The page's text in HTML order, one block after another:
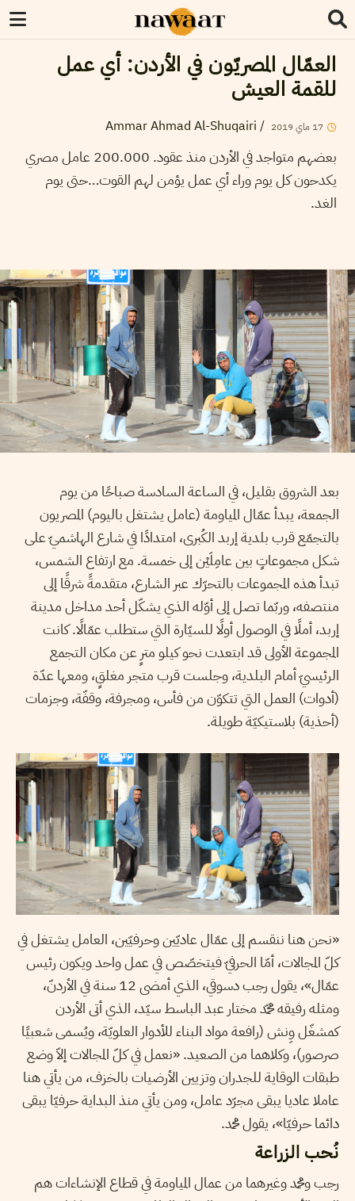
العمّال المصريّون في الأردن: أي عمل
للقمة العيش
17 ماي2019
/
Ammar Ahmad Al-Shuqairi
بعضهم متواجد في الأردن منذ عقود. 200.000 عامل مصري
يكدحون كل يوم وراء أي عمل يؤمن لهم القوت…حتى يوم
الغد.
بعد الشروق بقليل، في الساعة السادسة صباحًا من يوم
الجمعة، يبدأ عمّال المياومة (عامل يشتغل باليوم) المصريون
بالتجمّع قرب بلدية إربد الكُبرى، امتدادًا في شارع الهاشميّ على
شكل مجموعاتٍ بين عامِلَيْن إلى خمسة. مع ارتفاع الشمس،
تبدأ هذه المجموعات بالتحرّك عبر الشارع، متقدمةً شرقًا إلى
منتصفه، وربّما تصل إلى أوّله الذي يشكّل أحد مداخل مدينة
إربد، أملًا في الوصول أولًا للسيّارة التي ستطلب عمّالًا. كانت
المجموعة الأولى قد ابتعدت نحو كيلو مترٍ عن مكان التجمع
الرئيسيّ أمام البلدية، وجلست قرب متجر مغلقٍ، ومعها عدّة
(أدوات) العمل التي تتكوّن من فأس، ومجرفة، وقفّة، وجزمات
(أحذية) بلاستيكيّة طويلة.
«نحن هنا ننقسم إلى عمّال عاديّين وحرفيّين، العامل يشتغل في
كلّ المجالات، أمّا الحرفيّ فيتخصّص في عمل واحد ويكون رئيس
عمّال»، يقول رجب دسوقي، الذي أمضى 12 سنة في الأردنّ،
ومثله رفيقه محمّد مختار عبد الباسط سيّد، الذي أتى الأردن
كمشغّل وِنش (رافعة مواد البناء للأدوار العلويّة، ويُسمى شعبيًا
صرصور)، وكلاهما من الصعيد. «نعمل في كلّ المجالات إلاّ وضع
طبقات الوقاية للجدران وتزيين الأرضيات بالخزف، من يأتي هنا
عاملا عاديا يبقى مجرّد عامل، ومن يأتي منذ البداية حرفيّا يبقى
دائما حرفيّا»، يقول محمد.
نُحب الزراعة
رجب ومحمد وغيرهما من عمال المياومة في قطاع الإنشاءات هم